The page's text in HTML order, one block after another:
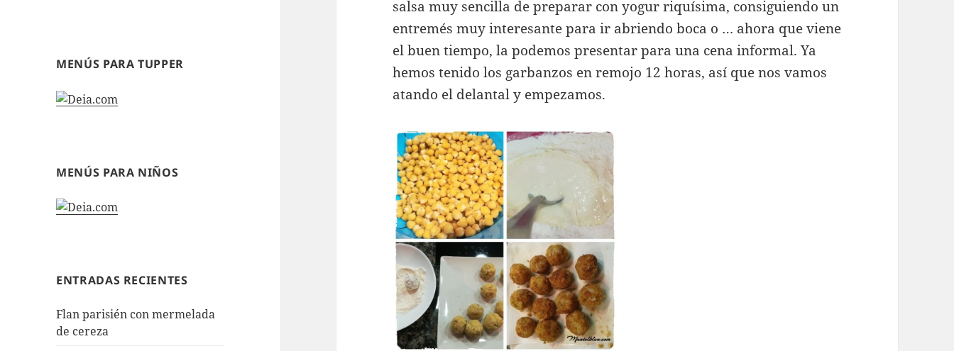
MENÚS PARA TUPPER
MENÚS PARA NIÑOS
ENTRADAS RECIENTES
Flan parisién con mermelada
de cereza
salsa muy sencilla de preparar con yogur riquísima, consiguiendo un
entremés muy interesante para ir abriendo boca o … ahora que viene
el buen tiempo, la podemos presentar para una cena informal. Ya
hemos tenido los garbanzos en remojo 12 horas, así que nos vamos
atando el delantal y empezamos.